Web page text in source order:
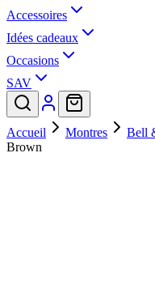
Accessoires
Idées cadeaux
Occasions
SAV
Accueil Montres Bell
Brown